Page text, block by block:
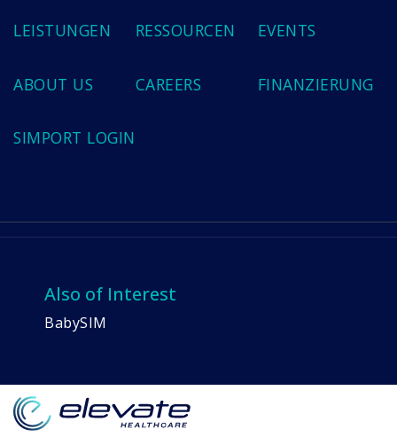
LEISTUNGEN RESSOURCEN EVENTS
ABOUT US CAREERS FINANZIERUNG
SIMPORT LOGIN
Also of Interest
BabySIM